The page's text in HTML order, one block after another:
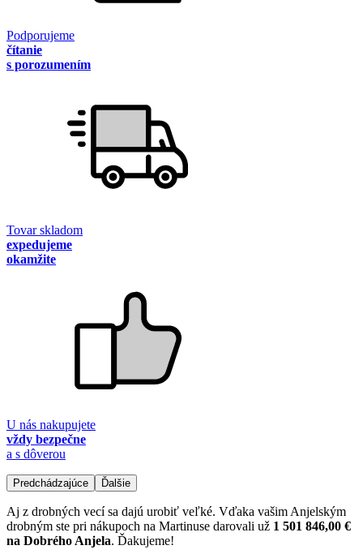
Podporujeme
čítanie
s porozumením
Tovar skladom
expedujeme
okamžite
U nás nakupujete
vždy bezpečne
a s dôverou
Predchádzajúce Ďalšie
Aj z drobných vecí sa dajú urobiť veľké. Vďaka vašim Anjelským
drobným ste pri nákupoch na Martinuse darovali už 1 501 846,00 €
na Dobrého Anjela. Ďakujeme!